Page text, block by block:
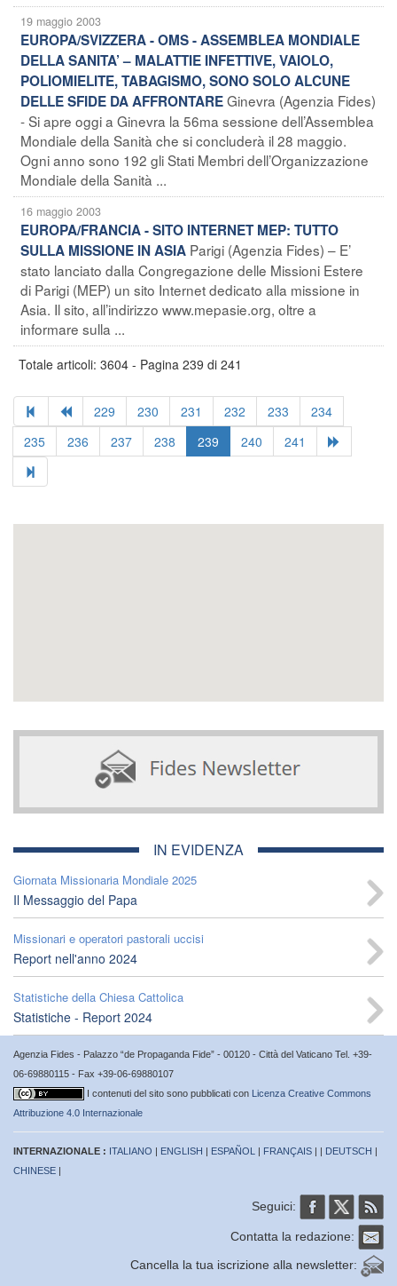
19 maggio 2003
EUROPA/SVIZZERA - OMS - ASSEMBLEA MONDIALE
DELLA SANITA’ – MALATTIE INFETTIVE, VAIOLO,
POLIOMIELITE, TABAGISMO, SONO SOLO ALCUNE
DELLE SFIDE DA AFFRONTAREGinevra (Agenzia Fides)
- Si apre oggi a Ginevra la 56ma sessione dell’Assemblea
Mondiale della Sanità che si concluderà il 28 maggio.
Ogni anno sono 192 gli Stati Membri dell’Organizzazione
Mondiale della Sanità ...
16 maggio 2003
EUROPA/FRANCIA - SITO INTERNET MEP: TUTTO
SULLA MISSIONE IN ASIA Parigi (Agenzia Fides) – E’
stato lanciato dalla Congregazione delle Missioni Estere
di Parigi (MEP) un sito Internet dedicato alla missione in
Asia. Il sito, all’indirizzo www.mepasie.org, oltre a
informare sulla ...
Totale articoli: 3604 - Pagina 239 di 241
229 230 231 232 233
234
235
236 237 238 239 240 241
IN EVIDENZA
Giornata Missionaria Mondiale 2025
Il Messaggio del Papa
Missionari e operatori pastorali uccisi
Report nell'anno 2024
Statistiche della Chiesa Cattolica
Statistiche - Report 2024
Agenzia Fides - Palazzo “de Propaganda Fide” - 00120 - Città del Vaticano Tel. +39-
06-69880115 - Fax +39-06-69880107
I contenuti del sito sono pubblicati con Licenza Creative Commons
Attribuzione 4.0 Internazionale
INTERNAZIONALE : ITALIANO | ENGLISH | ESPAÑOL | FRANÇAIS | | DEUTSCH |
CHINESE |
Seguici:
Contatta la redazione:
Cancella la tua iscrizione alla newsletter: